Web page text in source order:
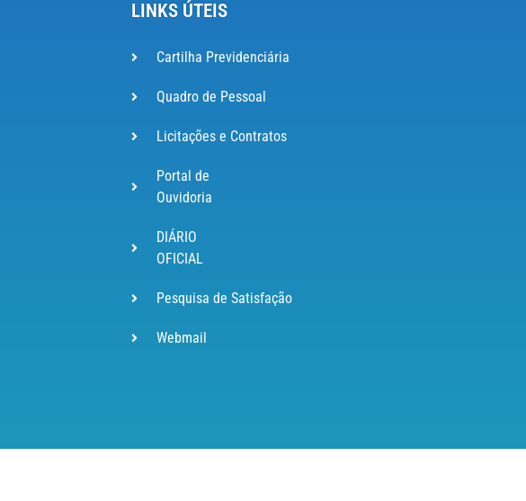
LINKS ÚTEIS
Cartilha Previdenciária
Quadro de Pessoal
Licitações e Contratos
Portal de
Ouvidoria
DIÁRIO
OFICIAL
Pesquisa de Satisfação
Webmail